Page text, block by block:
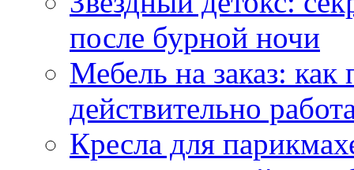
после бурной ночи
Мебель на заказ:
действительно
Кресла для